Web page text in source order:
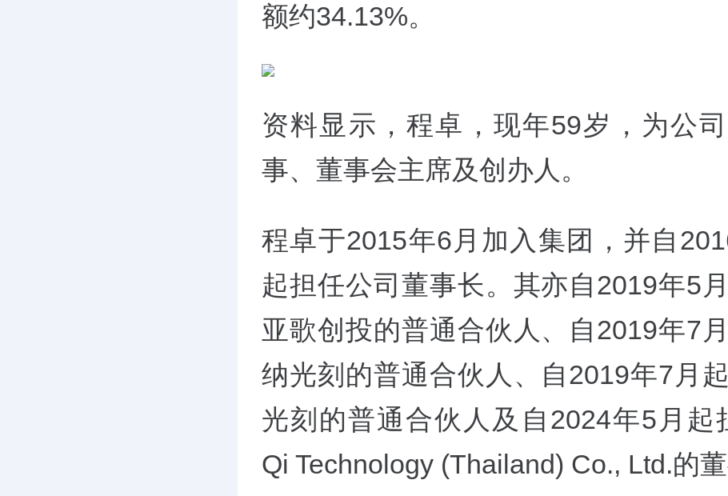
额约34.13%。
资料显示，程卓，现年59岁，为公
事、董事会主席及创办人。
程卓于2015年6月加入集团，并自
起担任公司董事长。其亦自2019年5
亚歌创投的普通合伙人、自2019年7
纳光刻的普通合伙人、自2019年7月
光刻的普通合伙人及自2024年5月起
Qi Technology (Thailand) Co., Ltd.的董